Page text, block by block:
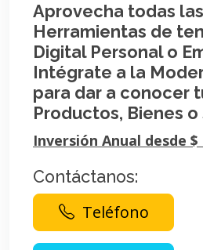
Aprovecha todas
Herramientas de
Digital Personal o
Intégrate a la
para dar a conocer
Productos, Bienes o
Inversión Anual desde $
Contáctanos:
Teléfono